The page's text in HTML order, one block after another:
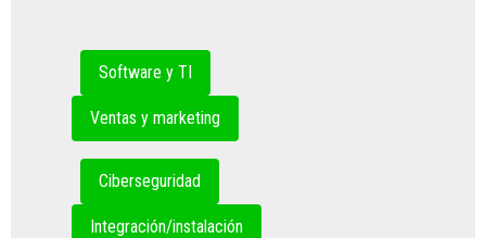
Software y TI
Ventas y marketing
Ciberseguridad
Integración/instalación